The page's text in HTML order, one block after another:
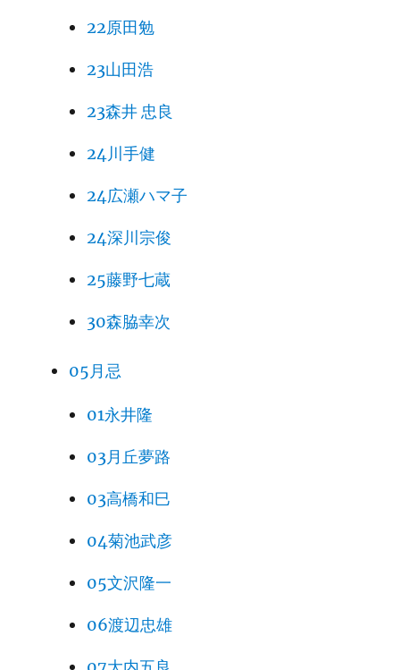
22原田勉
23山田浩
23森井 忠良
24川手健
24広瀬ハマ子
24深川宗俊
25藤野七蔵
30森脇幸次
05月忌
01永井隆
03月丘夢路
03高橋和巳
04菊池武彦
05文沢隆一
06渡辺忠雄